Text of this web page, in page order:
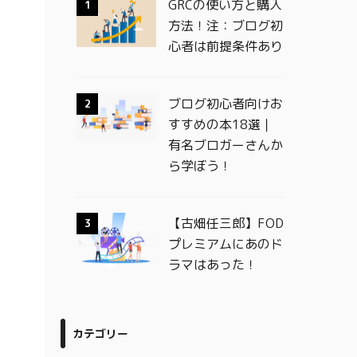
1
GRCの使い方と購入
方法！注：ブログ初
心者は前提条件あり
2
ブログ初心者向けお
すすめの本18選｜
有名ブロガーさんか
ら学ぼう！
3
【古畑任三郎】FOD
プレミアムにあのド
ラマはあった！
カテゴリー